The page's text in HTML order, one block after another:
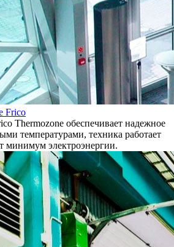
Frico
Thermozone обеспечивает надежное
температурами, техника работает
минимум электроэнергии.